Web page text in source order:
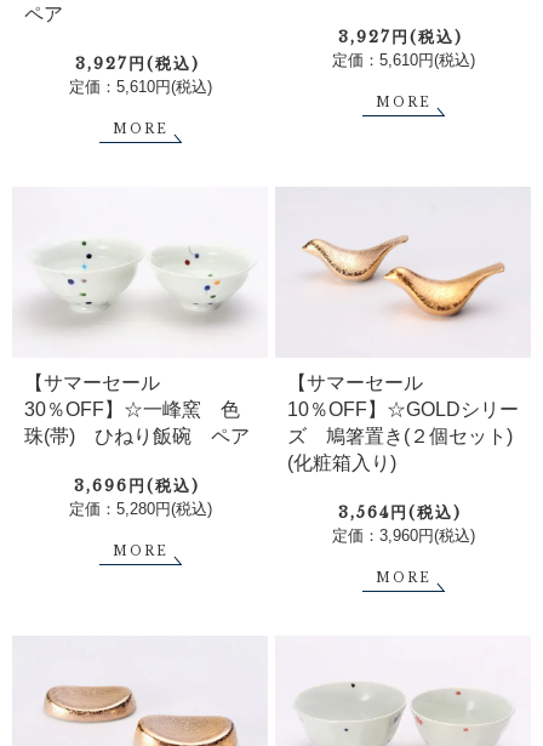
ペア
3,927円(税込)
定価：5,610円(税込)
MORE
3,927円(税込)
定価：5,610円(税込)
MORE
【サマーセール
30％OFF】☆一峰窯 色
珠(帯) ひねり飯碗 ペア
3,696円(税込)
定価：5,280円(税込)
MORE
【サマーセール
10％OFF】☆GOLDシリー
ズ 鳩箸置き(２個セット)
(化粧箱入り)
3,564円(税込)
定価：3,960円(税込)
MORE